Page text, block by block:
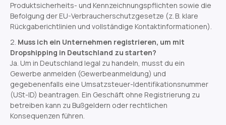
Produktsicherheits- und Kennzeichnungspflichten sowie die
Befolgung der EU-Verbraucherschutzgesetze (z. B. klare
Rückgaberichtlinien und vollständige Kontaktinformationen).
Muss ich ein Unternehmen registrieren, um mit
Dropshipping in Deutschland zu starten?
Ja. Um in Deutschland legal zu handeln, musst du ein
Gewerbe anmelden (Gewerbeanmeldung) und
gegebenenfalls eine Umsatzsteuer-Identifikationsnummer
(USt-ID) beantragen. Ein Geschäft ohne Registrierung zu
betreiben kann zu Bußgeldern oder rechtlichen
Konsequenzen führen.